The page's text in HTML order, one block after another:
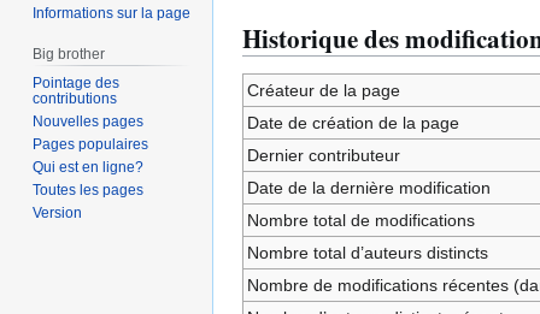
Historique des
Créateur de la page
Date de création de la page
Dernier contributeur
Date de la dernière modification
Nombre total de modifications
Nombre total d’auteurs distincts
Nombre de modifications récentes
Informations sur la page
Big brother
Pointage des
contributions
Nouvelles pages
Pages populaires
Qui est en ligne?
Toutes les pages
Version